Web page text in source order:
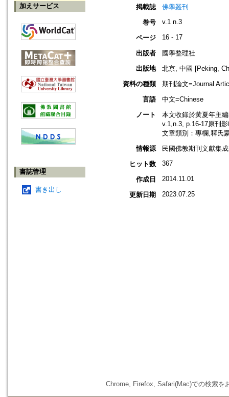
加えサービス
書誌管理
書き出し
掲載誌
佛學叢刊
巻号
v.1 n.3
ページ 16 - 17
出版者
國學整理社
出版地
北京, 中國 [Peking,
資料の種類
期刊論文=Journal
言語
中文=Chinese
ノート
本文收錄於黃夏年主
v.1,n.3, p.16-17原刊
文章類別：專欄,釋氏
情報源
民國佛教期刊文獻集
ヒット数
367
作成日 2014.11.01
更新日期 2023.07.25
Chrome, Firefox, Safari(Mac)での検索を